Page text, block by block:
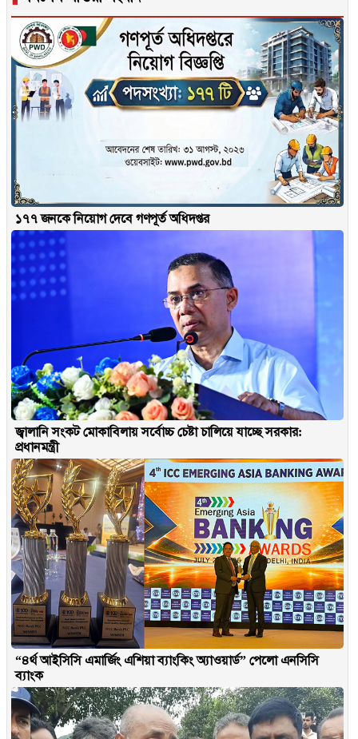
১৭৭ জনকে নিয়োগ দেবে গণপূর্ত অধিদপ্তর
জ্বালানি সংকট মোকাবিলায় সর্বোচ্চ চেষ্টা চালিয়ে যাচ্ছে সরকার:
প্রধানমন্ত্রী
“৪র্থ আইসিসি এমার্জিং এশিয়া ব্যাংকিং অ্যাওয়ার্ড” পেলো এনসিসি
ব্যাংক